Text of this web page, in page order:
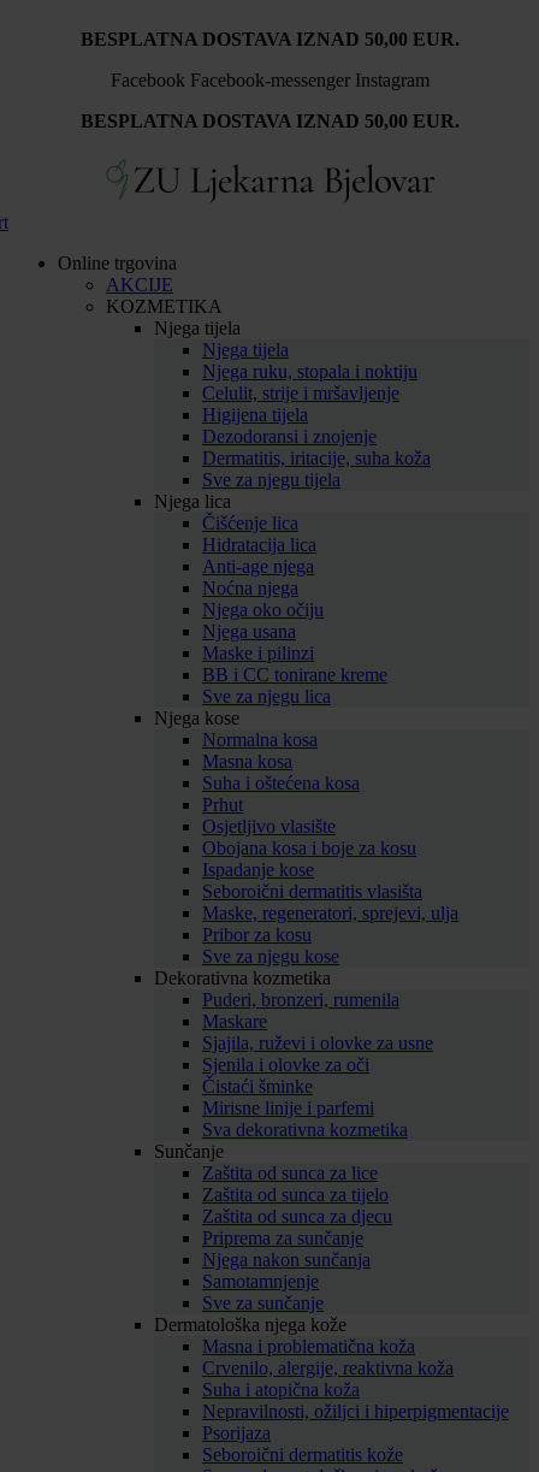
BESPLATNA DOSTAVA IZNAD 50,00 EUR.
Facebook Facebook-messenger Instagram
BESPLATNA DOSTAVA IZNAD 50,00 EUR.
Online trgovina
AKCIJE
KOZMETIKA
Njega tijela
Njega tijela
Njega ruku, stopala i noktiju
Celulit, strije i mršavljenje
Higijena tijela
Dezodoransi i znojenje
Dermatitis, iritacije, suha koža
Sve za njegu tijela
Njega lica
Čišćenje lica
Hidratacija lica
Anti-age njega
Noćna njega
Njega oko očiju
Njega usana
Maske i pilinzi
BB i CC tonirane kreme
Sve za njegu lica
Njega kose
Normalna kosa
Masna kosa
Suha i oštećena kosa
Prhut
Osjetljivo vlasište
Obojana kosa i boje za kosu
Ispadanje kose
Seboroični dermatitis vlasišta
Maske, regeneratori, sprejevi, ulja
Pribor za kosu
Sve za njegu kose
Dekorativna kozmetika
Puderi, bronzeri, rumenila
Maskare
Sjajila, ruževi i olovke za usne
Sjenila i olovke za oči
Čistaći šminke
Mirisne linije i parfemi
Sva dekorativna kozmetika
Sunčanje
Zaštita od sunca za lice
Zaštita od sunca za tijelo
Zaštita od sunca za djecu
Priprema za sunčanje
Njega nakon sunčanja
Samotamnjenje
Sve za sunčanje
Dermatološka njega kože
Masna i problematična koža
Crvenilo, alergije, reaktivna koža
Suha i atopična koža
Nepravilnosti, ožiljci i hiperpigmentacije
Psorijaza
Seboroični dermatitis kože